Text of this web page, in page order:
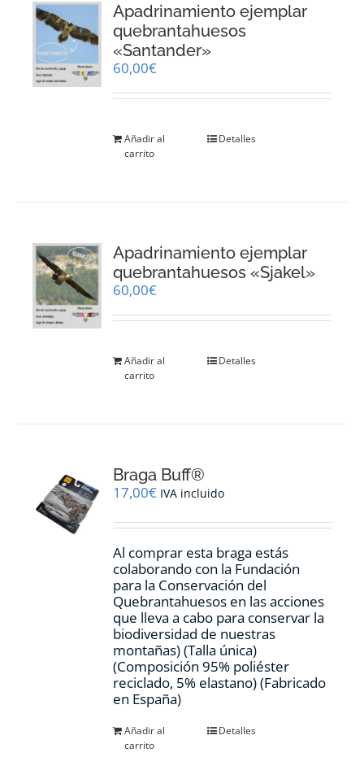
Apadrinamiento ejemplar
quebrantahuesos
«Santander»
60,00€
Añadir al
carrito
Detalles
Apadrinamiento ejemplar
quebrantahuesos «Sjakel»
60,00€
Añadir al
carrito
Detalles
Braga Buff®
17,00€ IVA incluido
Al comprar esta braga estás
colaborando con la Fundación
para la Conservación del
Quebrantahuesos en las acciones
que lleva a cabo para conservar la
biodiversidad de nuestras
montañas) (Talla única)
(Composición 95% poliéster
reciclado, 5% elastano) (Fabricado
en España)
Añadir al
carrito
Detalles